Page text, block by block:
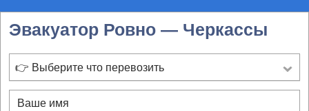
п
о
й
Эвакуатор Ровно — Черкассы
👉 Выберите что перевозить